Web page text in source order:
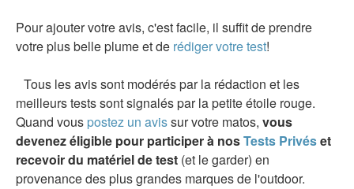
Pour ajouter votre avis, c'est facile, il suffit de prendre
votre plus belle plume et de rédiger votre test!
Tous les avis sont modérés par la rédaction et les
meilleurs tests sont signalés par la petite étoile rouge.
Quand vous postez un avissur votre matos, vous
devenez éligible pour participer à nosTests Privéset
recevoir du matériel de test (et le garder) en
provenance des plus grandes marques de l'outdoor.